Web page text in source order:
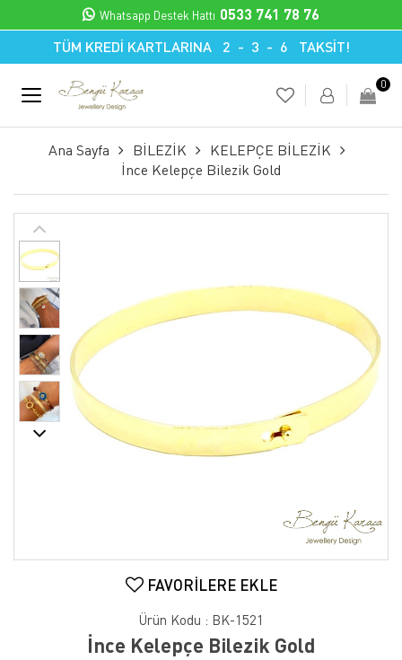
TÜM KREDİ KARTLARINA 2 - 3 - 6 TAKSİT!
Whatsapp Destek Hattı 0533 741 78 76
0
Ana Sayfa BİLEZİK
KELEPÇE BİLEZİK
İnce Kelepçe Bilezik Gold
FAVORILERE EKLE
Ürün Kodu : BK-1521
İnce Kelepçe Bilezik Gold